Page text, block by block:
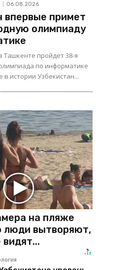
06.08.2026
впервые примет
олимпиаду
Ташкенте пройдет 38-я
по информатике
в истории Узбекистан...
на пляже
люди вытворяют,
видят...